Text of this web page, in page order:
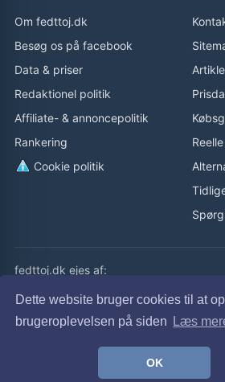
Dette website bruger cookies til at
brugeroplevelsen på siden
Læs
OK
Om fedttoj.dk
Besøg os på facebook
Data & priser
Redaktionel politik
Affiliate- & annoncepolitik
Rankering
Cookie politik
fedttoj.dk ejes af:
eLaursen ApS
Cvr: 32308929